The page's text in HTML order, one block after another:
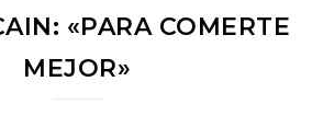
«PARA COMERTE
MEJOR»